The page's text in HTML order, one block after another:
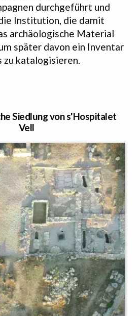
durchgeführt und
Institution, die damit
archäologische Material
später davon ein Inventar
zu katalogisieren.
Siedlung von s'Hospitalet
Vell